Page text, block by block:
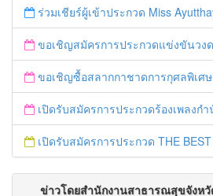
ร่วมเชียร์ผู้เข้าประกวด Miss Ayutthaya ในวันที่
ขอเชิญสมัครการประกวดแข่งขันวงดนตรี Ayutthaya
ขอเชิญซื้อสลากกาชาดการกุศลพิเศษจังหวัดพระนคร
เปิดรับสมัครการประกวดร้องเพลงกำนัน ผู้ใ
เปิดรับสมัครการประกวด THE BEST TO BE
ข่าวโดยสำนักงานสาธารณสุขจังห